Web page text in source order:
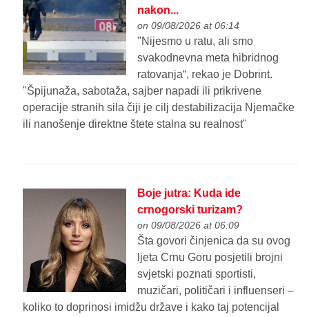
nakon...
on 09/08/2026 at 06:14
"Nijesmo u ratu, ali smo
svakodnevna meta hibridnog
ratovanja“, rekao je Dobrint.
"Špijunaža, sabotaža, sajber napadi ili prikrivene
operacije stranih sila čiji je cilj destabilizacija Njemačke
ili nanošenje direktne štete stalna su realnost"
Boje jutra: Kuda ide
crnogorski turizam?
on 09/08/2026 at 06:09
Šta govori činjenica da su ovog
ljeta Crnu Goru posjetili brojni
svjetski poznati sportisti,
muzičari, političari i influenseri –
koliko to doprinosi imidžu države i kako taj potencijal